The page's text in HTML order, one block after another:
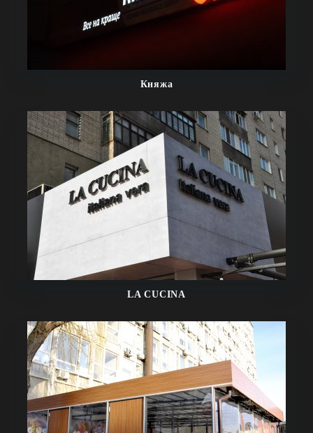
Княжа
LA CUCINA